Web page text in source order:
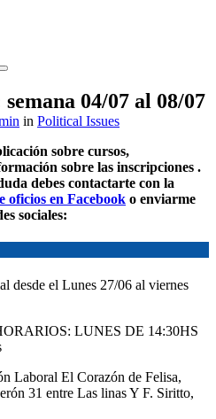
04/07 al 08/07
in Political Issues
sobre cursos,
sobre las inscripciones .
debes contactarte con la
oficios en Facebook o enviarme
sociales:
desde el Lunes 27/06 al viernes
LUNES DE 14:30HS
Laboral El Corazón de Felisa,
31 entre Las linas Y F. Siritto,